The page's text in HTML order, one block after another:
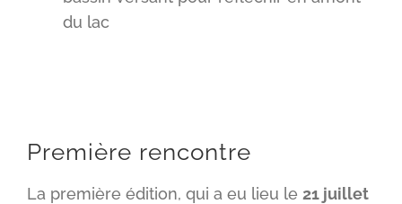
du lac
Première rencontre
La première édition, qui a eu lieu le 21 juillet